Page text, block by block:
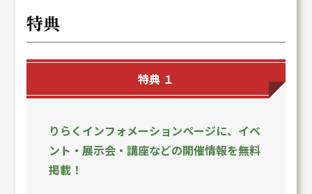
特典
特典 １
りらくインフォメーションページに、イベ
ント・展示会・講座などの開催情報を無料
掲載！